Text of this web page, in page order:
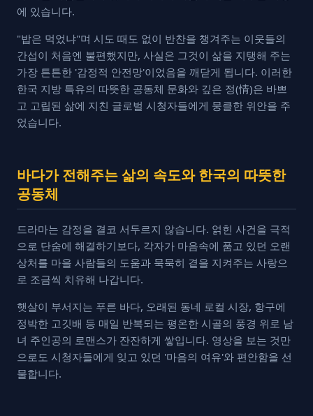
에 있습니다.
"밥은 먹었냐"며 시도 때도 없이 반찬을 챙겨주는 이웃들의
간섭이 처음엔 불편했지만, 사실은 그것이 삶을 지탱해 주는
가장 튼튼한 '감정적 안전망'이었음을 깨닫게 됩니다. 이러한
한국 지방 특유의 따뜻한 공동체 문화와 깊은 정(情)은 바쁘
고 고립된 삶에 지친 글로벌 시청자들에게 뭉클한 위안을 주
었습니다.
바다가 전해주는 삶의 속도와 한국의 따뜻한
공동체
드라마는 감정을 결코 서두르지 않습니다. 얽힌 사건을 극적
으로 단숨에 해결하기보다, 각자가 마음속에 품고 있던 오랜
상처를 마을 사람들의 도움과 묵묵히 곁을 지켜주는 사랑으
로 조금씩 치유해 나갑니다.
햇살이 부서지는 푸른 바다, 오래된 동네 로컬 시장, 항구에
정박한 고깃배 등 매일 반복되는 평온한 시골의 풍경 위로 남
녀 주인공의 로맨스가 잔잔하게 쌓입니다. 영상을 보는 것만
으로도 시청자들에게 잊고 있던 '마음의 여유'와 편안함을 선
물합니다.